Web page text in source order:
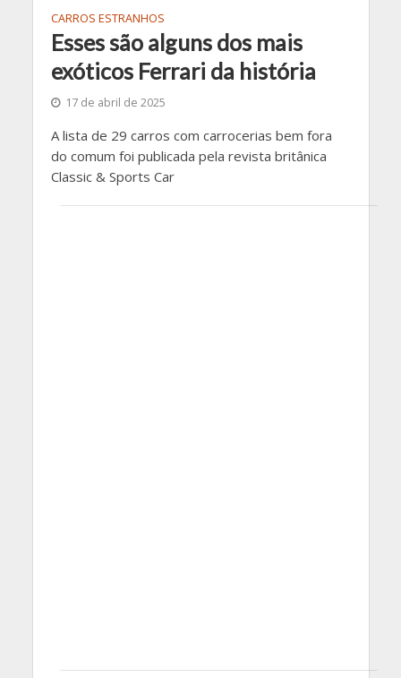
CARROS ESTRANHOS
Esses são alguns dos mais
exóticos Ferrari da história
17 de abril de 2025
A lista de 29 carros com carrocerias bem fora
do comum foi publicada pela revista britânica
Classic & Sports Car